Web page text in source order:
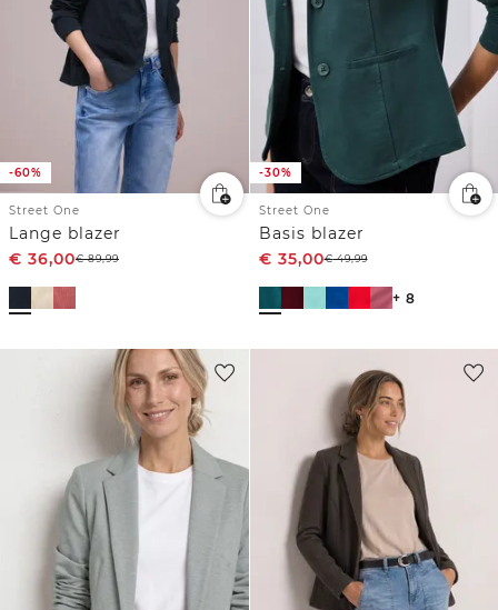
-60%
Street One
Lange blazer
€ 36,00€89,99
-30%
Street One
Basis blazer
€ 35,00€49,99
+ 8